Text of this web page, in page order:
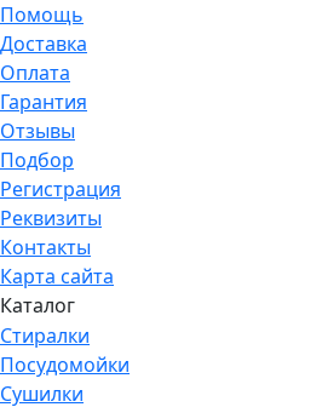
Помощь
Доставка
Оплата
Гарантия
Отзывы
Подбор
Регистрация
Реквизиты
Контакты
Карта сайта
Каталог
Стиралки
Посудомойки
Сушилки